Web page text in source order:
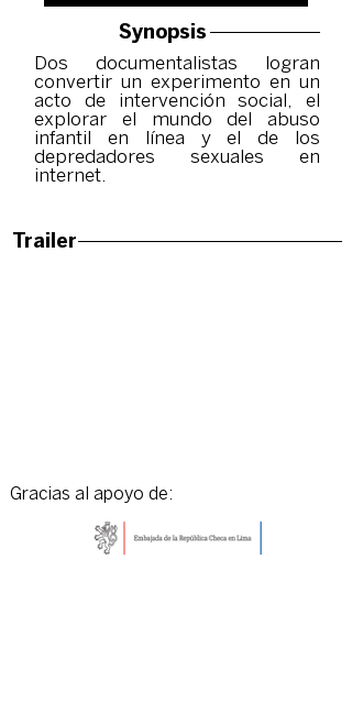
Synopsis
Dos documentalistas logran
convertir un experimento en un
acto de intervención social, el
explorar el mundo del abuso
infantil en línea y el de los
depredadores sexuales en
internet.
Trailer
Gracias al apoyo de: